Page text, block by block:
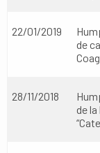
22/01/2019
de
28/11/2018
de